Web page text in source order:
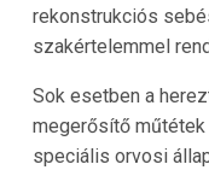
rekonstrukciós
szakértelemmel
Sok esetben a
megerősítő
speciális orvosi